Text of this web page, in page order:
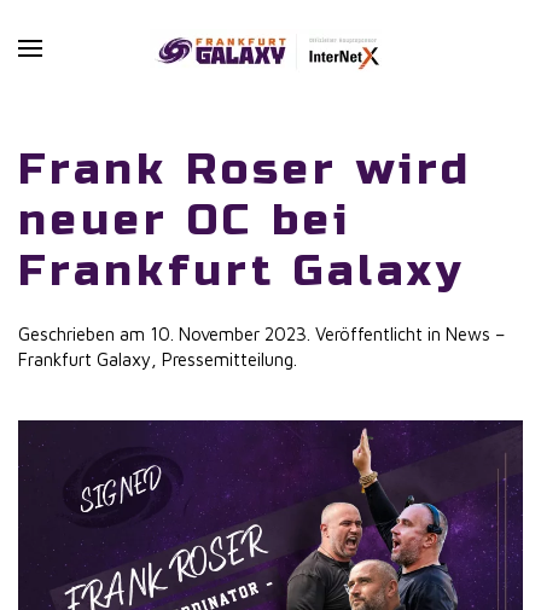
Skip to main content
Frank Roser wird
neuer OC bei
Frankfurt Galaxy
Geschrieben am 10. November 2023 . Veröffentlicht in News –
Frankfurt Galaxy Pressemitteilung